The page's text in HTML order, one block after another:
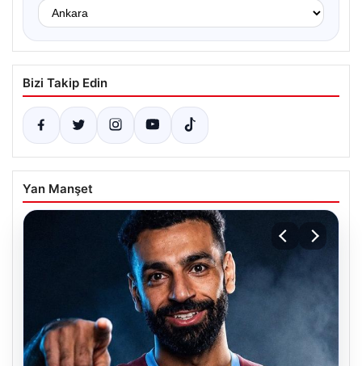
Bizi Takip Edin
Yan Manşet